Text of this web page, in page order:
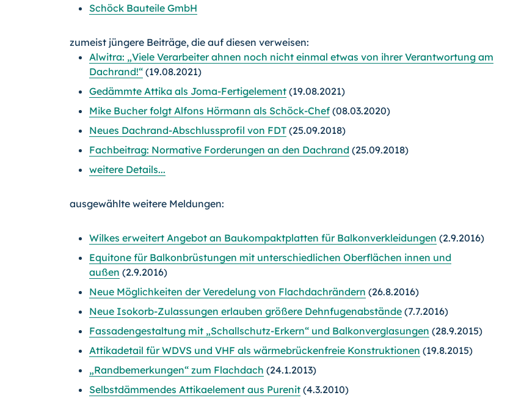
Schöck Bauteile GmbH
zumeist jüngere Beiträge, die auf diesen verweisen:
Alwitra: „Viele Verarbeiter ahnen noch nicht einmal etwas von ihrer Verantwortung am
Dachrand!“ (19.08.2021)
Gedämmte Attika als Joma-Fertigelement (19.08.2021)
Mike Bucher folgt Alfons Hörmann als Schöck-Chef (08.03.2020)
Neues Dachrand-Abschlussprofil von FDT (25.09.2018)
Fachbeitrag: Normative Forderungen an den Dachrand (25.09.2018)
weitere Details...
ausgewählte weitere Meldungen:
Wilkes erweitert Angebot an Baukompaktplatten für Balkonverkleidungen (2.9.2016)
Equitone für Balkonbrüstungen mit unterschiedlichen Oberflächen innen und
außen (2.9.2016)
Neue Möglichkeiten der Veredelung von Flachdachrändern (26.8.2016)
Neue Isokorb-Zulassungen erlauben größere Dehnfugenabstände (7.7.2016)
Fassadengestaltung mit „Schallschutz-Erkern“ und Balkonverglasungen (28.9.2015)
Attikadetail für WDVS und VHF als wärmebrückenfreie Konstruktionen (19.8.2015)
„Randbemerkungen“ zum Flachdach (24.1.2013)
Selbstdämmendes Attikaelement aus Purenit (4.3.2010)